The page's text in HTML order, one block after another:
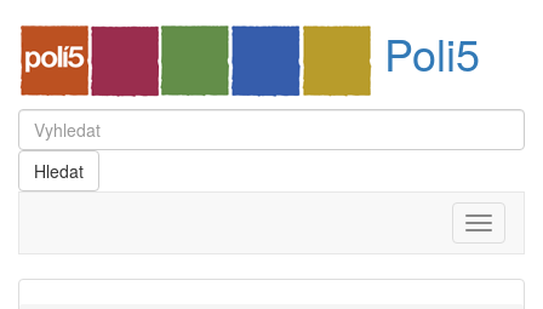
Poli5
Menu